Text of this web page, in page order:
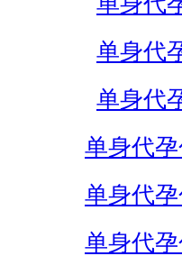
单身代
单身代
单身代
单身代
单身代